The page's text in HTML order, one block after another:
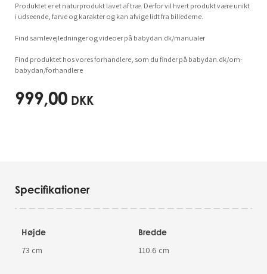
Produktet er et naturprodukt lavet af træ. Derfor vil hvert produkt være unikt
i udseende, farve og karakter og kan afvige lidt fra billederne.
Find samlevejledninger og videoer på babydan.dk/manualer
Find produktet hos vores forhandlere, som du finder på babydan.dk/om-
babydan/forhandlere
999,00 DKK
Specifikationer
Højde
73 cm
Bredde
110.6 cm